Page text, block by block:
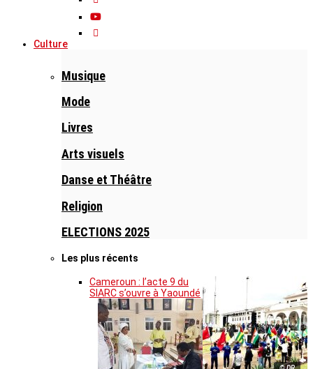
Culture
Musique
Mode
Livres
Arts visuels
Danse et Théâtre
Religion
ELECTIONS 2025
Les plus récents
Cameroun : l’acte 9 du
SIARC s’ouvre à Yaoundé